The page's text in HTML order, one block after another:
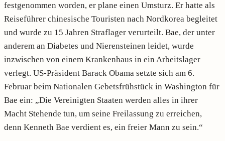
festgenommen worden, er plane einen Umsturz. Er hatte als
Reiseführer chinesische Touristen nach Nordkorea begleitet
und wurde zu 15 Jahren Straflager verurteilt. Bae, der unter
anderem an Diabetes und Nierensteinen leidet, wurde
inzwischen von einem Krankenhaus in ein Arbeitslager
verlegt. US-Präsident Barack Obama setzte sich am 6.
Februar beim Nationalen Gebetsfrühstück in Washington für
Bae ein: „Die Vereinigten Staaten werden alles in ihrer
Macht Stehende tun, um seine Freilassung zu erreichen,
denn Kenneth Bae verdient es, ein freier Mann zu sein.“